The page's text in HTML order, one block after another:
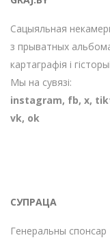
Сацыяльная
з прыватных
картаграфія і
Мы на сувязі:
instagram, fb, х,
vk, ok
СУПРАЦА
Генеральны спонсар